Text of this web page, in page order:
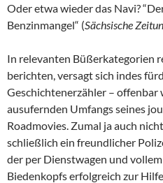
Oder etwa wieder das Navi?
Benzinmangel“ (Sächsische
In relevanten Büßerkategorien
berichten, versagt sich indes
Geschichtenerzähler – offenbar
ausufernden Umfangs seines
Roadmovies. Zumal ja auch
schließlich ein freundlicher
der per Dienstwagen und
Biedenkopfs erfolgreich zur Hilfe